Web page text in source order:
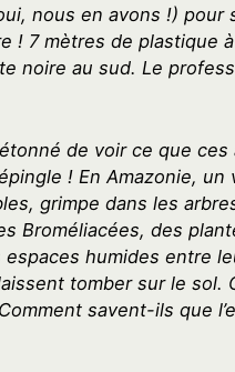
nous en avons !) pour
! 7 mètres de plastique
noire au sud. Le
de voir ce que
! En Amazonie,
grimpe dans les
Broméliacées, des
humides entre
tomber sur le sol.
savent-ils que